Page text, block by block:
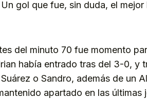
gol que fue, sin duda, el mejor
del minuto 70 fue momento
había entrado tras del 3-0, y
o Sandro, además de un
apartado en las últimas